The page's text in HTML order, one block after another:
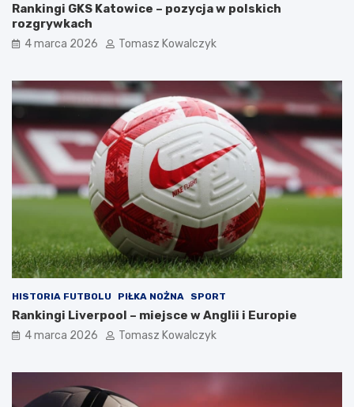
Rankingi GKS Katowice – pozycja w polskich
rozgrywkach
4 marca 2026 Tomasz Kowalczyk
HISTORIA FUTBOLU PIŁKA NOŻNA SPORT
Rankingi Liverpool – miejsce w Anglii i Europie
4 marca 2026 Tomasz Kowalczyk